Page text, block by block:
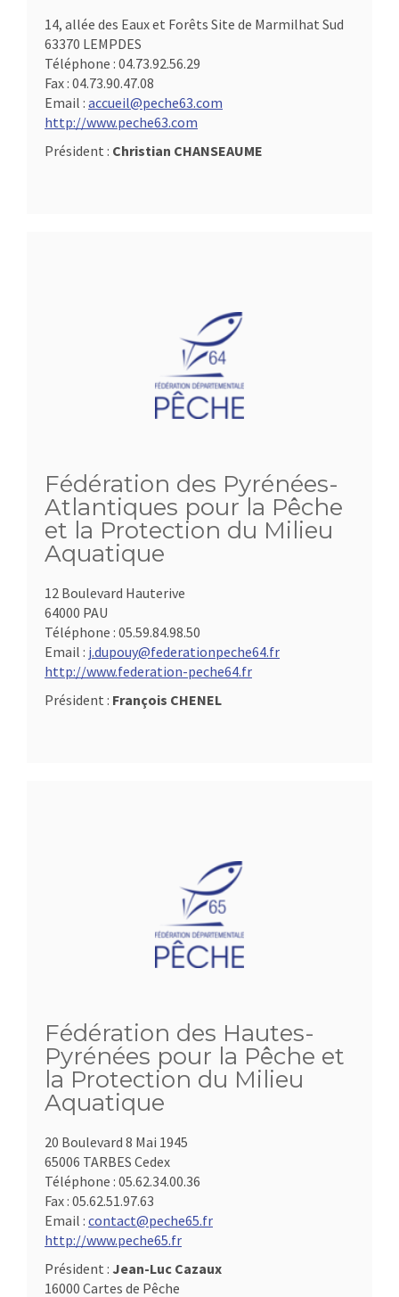
14, allée des Eaux et Forêts Site de Marmilhat Sud
63370 LEMPDES
Téléphone : 04.73.92.56.29
Fax : 04.73.90.47.08
Email : accueil@peche63.com
http://www.peche63.com
Président : Christian CHANSEAUME
Fédération des Pyrénées-
Atlantiques pour la Pêche
et la Protection du Milieu
Aquatique
12 Boulevard Hauterive
64000 PAU
Téléphone : 05.59.84.98.50
Email : j.dupouy@federationpeche64.fr
http://www.federation-peche64.fr
Président : François CHENEL
Fédération des Hautes-
Pyrénées pour la Pêche et
la Protection du Milieu
Aquatique
20 Boulevard 8 Mai 1945
65006 TARBES Cedex
Téléphone : 05.62.34.00.36
Fax : 05.62.51.97.63
Email : contact@peche65.fr
http://www.peche65.fr
Président : Jean-Luc Cazaux
16000 Cartes de Pêche